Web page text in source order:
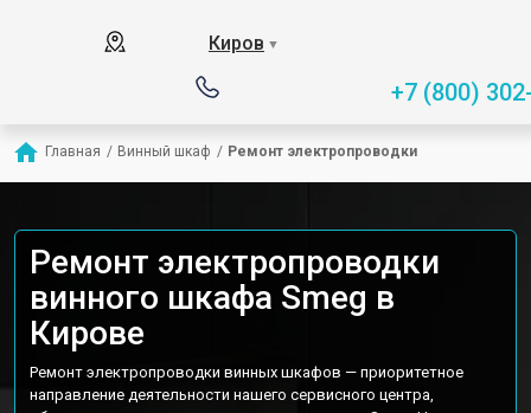
Киров ▼
+7 (800)
Главная / Винный шкаф / Ремонт электропроводки
Ремонт электропроводки
винного шкафа Smeg в
Кирове
Ремонт электропроводки винных шкафов — приоритетное
направление деятельности нашего сервисного центра,